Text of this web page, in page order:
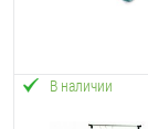
В наличии